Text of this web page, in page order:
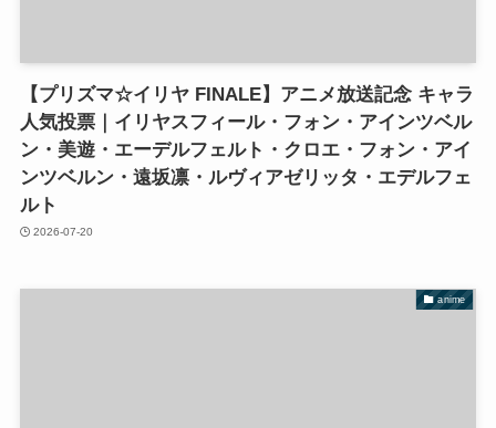
【プリズマ☆イリヤ FINALE】アニメ放送記念 キャラ
人気投票｜イリヤスフィール・フォン・アインツベル
ン・美遊・エーデルフェルト・クロエ・フォン・アイ
ンツベルン・遠坂凛・ルヴィアゼリッタ・エデルフェ
ルト
2026-07-20
anime